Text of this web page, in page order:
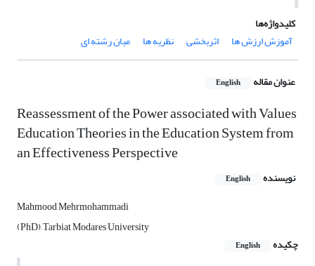
کلیدواژه‌ها
آموزش ارزش ها
اثربخشی نظریه ها میان رشته ای
عنوان مقاله English
Reassessment of the Power associated with Values
Education Theories in the Education System from
an Effectiveness Perspective
نویسنده English
Mahmood Mehrmohammadi
(PhD), Tarbiat Modares University
چکیده
English